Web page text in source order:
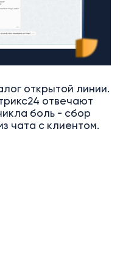
открытой линии.
отвечают
боль - сбор
чата с клиентом.